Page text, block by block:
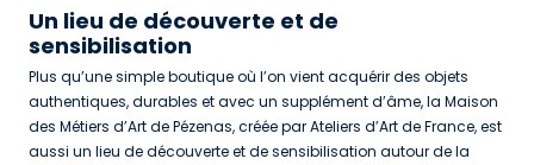
Un lieu de découverte et de
sensibilisation
Plus qu’une simple boutique où l’on vient acquérir des objets
authentiques, durables et avec un supplément d’âme, la Maison
des Métiers d’Art de Pézenas, créée par Ateliers d’Art de France, est
aussi un lieu de découverte et de sensibilisation autour de la